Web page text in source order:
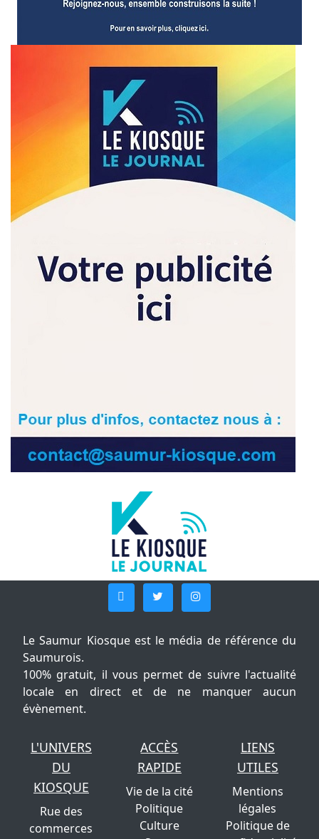
Le Saumur Kiosque est le média de référence du
Saumurois.
100% gratuit, il vous permet de suivre l'actualité
locale en direct et de ne manquer aucun
évènement.
L'UNIVERS
DU
KIOSQUE
Rue des
commerces
ACCÈS
RAPIDE
Vie de la cité
Politique
Culture
LIENS
UTILES
Mentions
légales
Politique de